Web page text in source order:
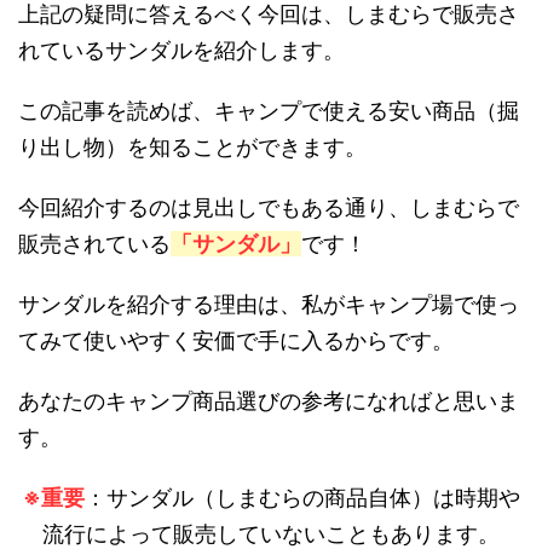
上記の疑問に答えるべく今回は、しまむらで販売さ
れているサンダルを紹介します。
この記事を読めば、キャンプで使える安い商品（掘
り出し物）を知ることができます。
今回紹介するのは見出しでもある通り、しまむらで
販売されている 「サンダル」 です！
サンダルを紹介する理由は、私がキャンプ場で使っ
てみて使いやすく安価で手に入るからです。
あなたのキャンプ商品選びの参考になればと思いま
す。
※重要：サンダル（しまむらの商品自体）は時期や
流行によって販売していないこともあります。